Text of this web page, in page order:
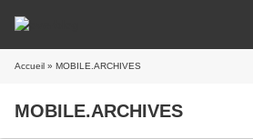
Accueil » MOBILE.ARCHIVES
MOBILE.ARCHIVES